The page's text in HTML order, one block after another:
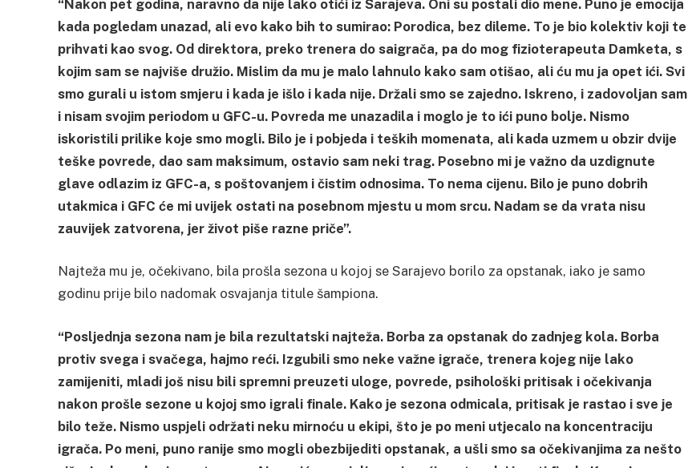
“Nakon pet godina, naravno da nije lako otići iz Sarajeva. Oni su postali dio mene. Puno je emocija
kada pogledam unazad, ali evo kako bih to sumirao: Porodica, bez dileme. To je bio kolektiv koji te
prihvati kao svog. Od direktora, preko trenera do saigrača, pa do mog fizioterapeuta Damketa, s
kojim sam se najviše družio. Mislim da mu je malo lahnulo kako sam otišao, ali ću mu ja opet ići. Svi
smo gurali u istom smjeru i kada je išlo i kada nije. Držali smo se zajedno. Iskreno, i zadovoljan sam
i nisam svojim periodom u GFC-u. Povreda me unazadila i moglo je to ići puno bolje. Nismo
iskoristili prilike koje smo mogli. Bilo je i pobjeda i teških momenata, ali kada uzmem u obzir dvije
teške povrede, dao sam maksimum, ostavio sam neki trag. Posebno mi je važno da uzdignute
glave odlazim iz GFC-a, s poštovanjem i čistim odnosima. To nema cijenu. Bilo je puno dobrih
utakmica i GFC će mi uvijek ostati na posebnom mjestu u mom srcu. Nadam se da vrata nisu
zauvijek zatvorena, jer život piše razne priče”.
Najteža mu je, očekivano, bila prošla sezona u kojoj se Sarajevo borilo za opstanak, iako je samo
godinu prije bilo nadomak osvajanja titule šampiona.
“Posljednja sezona nam je bila rezultatski najteža. Borba za opstanak do zadnjeg kola. Borba
protiv svega i svačega, hajmo reći. Izgubili smo neke važne igrače, trenera kojeg nije lako
zamijeniti, mladi još nisu bili spremni preuzeti uloge, povrede, psihološki pritisak i očekivanja
nakon prošle sezone u kojoj smo igrali finale. Kako je sezona odmicala, pritisak je rastao i sve je
bilo teže. Nismo uspjeli održati neku mirnoću u ekipi, što je po meni utjecalo na koncentraciju
igrača. Po meni, puno ranije smo mogli obezbijediti opstanak, a ušli smo sa očekivanjima za nešto